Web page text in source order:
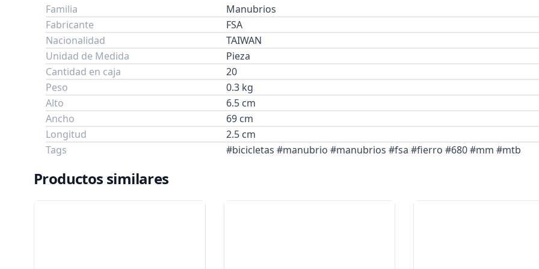
Familia
Manubrios
Fabricante
FSA
Nacionalidad
TAIWAN
Unidad de Medida
Pieza
Cantidad en caja
20
Peso
0.3 kg
Alto
6.5 cm
Ancho
69 cm
Longitud
2.5 cm
Tags
#bicicletas #manubrio #manubrios #fsa #fierro #680 #mm #mtb
Productos similares